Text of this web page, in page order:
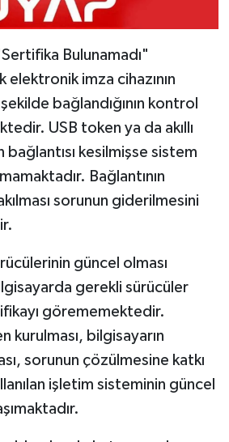
Bulunamadı"
elektronik imza cihazının
bağlandığının kontrol
USB token ya da akıllı
bağlantısı kesilmişse sistem
Bağlantının
sorunun giderilmesini
güncel olması
gerekli sürücüler
görememektedir.
kurulması, bilgisayarın
sorunun çözülmesine katkı
işletim sisteminin güncel